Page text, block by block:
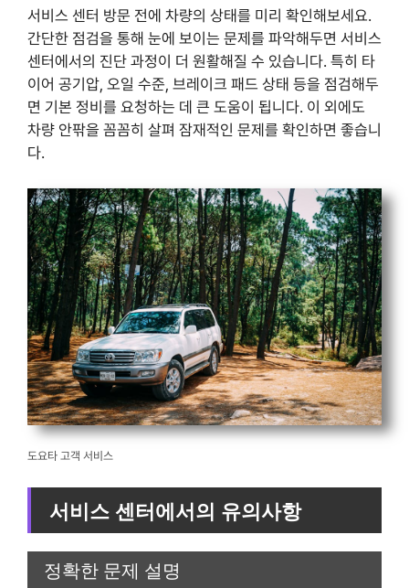
서비스 센터 방문 전에 차량의 상태를 미리 확인해보세요.
간단한 점검을 통해 눈에 보이는 문제를 파악해두면 서비스
센터에서의 진단 과정이 더 원활해질 수 있습니다. 특히 타
이어 공기압, 오일 수준, 브레이크 패드 상태 등을 점검해두
면 기본 정비를 요청하는 데 큰 도움이 됩니다. 이 외에도
차량 안팎을 꼼꼼히 살펴 잠재적인 문제를 확인하면 좋습니
다.
도요타 고객 서비스
서비스 센터에서의 유의사항
정확한 문제 설명